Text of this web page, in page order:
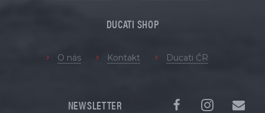
DUCATI SHOP
O nás Kontakt Ducati ČR
NEWSLETTER